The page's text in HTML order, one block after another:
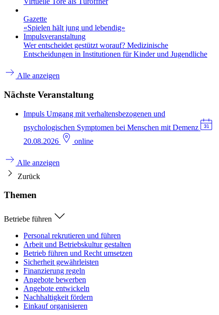
Gazette
«Spielen hält jung und lebendig»
Impulsveranstaltung
Wer entscheidet gestützt worauf? Medizinische
Entscheidungen in Institutionen für Kinder und Jugendliche
Alle anzeigen
Nächste Veranstaltung
Impuls Umgang mit verhaltensbezogenen und
psychologischen Symptomen bei Menschen mit Demenz
20.08.2026
online
Alle anzeigen
Zurück
Themen
Betriebe führen
Personal rekrutieren und führen
Arbeit und Betriebskultur gestalten
Betrieb führen und Recht umsetzen
Sicherheit gewährleisten
Finanzierung regeln
Angebote bewerben
Angebote entwickeln
Nachhaltigkeit fördern
Einkauf organisieren